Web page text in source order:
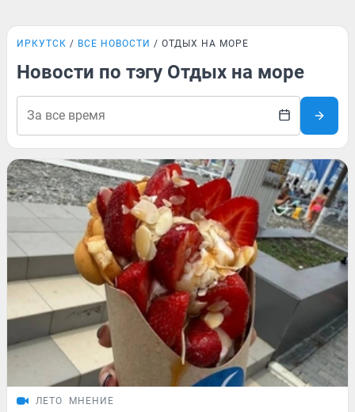
ИРКУТСК ВСЕ НОВОСТИ ОТДЫХ НА МОРЕ
Новости по тэгу Отдых на море
ЛЕТО МНЕНИЕ